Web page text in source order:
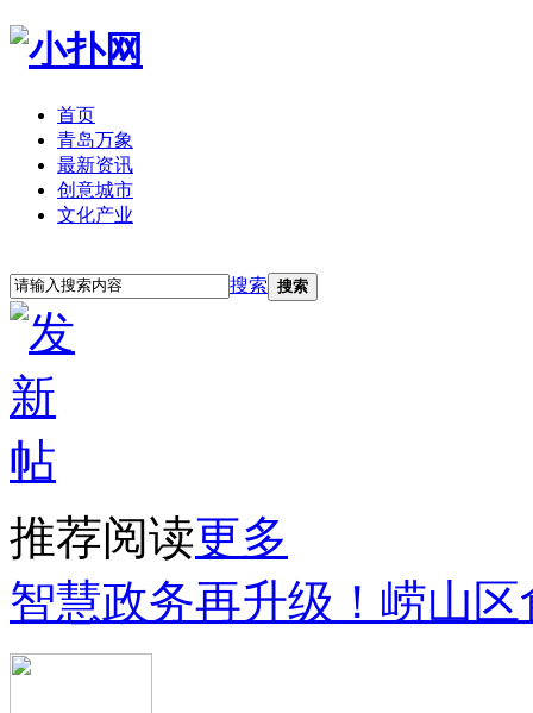
首页
青岛万象
最新资讯
创意城市
文化产业
搜索 搜索
推荐阅读更多
智慧政务再升级！崂山